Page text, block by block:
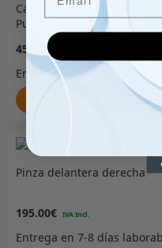
Cable de freno derecha 4-
Puertas
45.00
€
Añadir al carrito
Pinza delantera derecha
195.00€